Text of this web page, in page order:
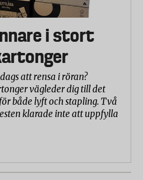
i stort
att rensa i röran?
vägleder dig till det
både lyft och stapling. Två
klarade inte att uppfylla